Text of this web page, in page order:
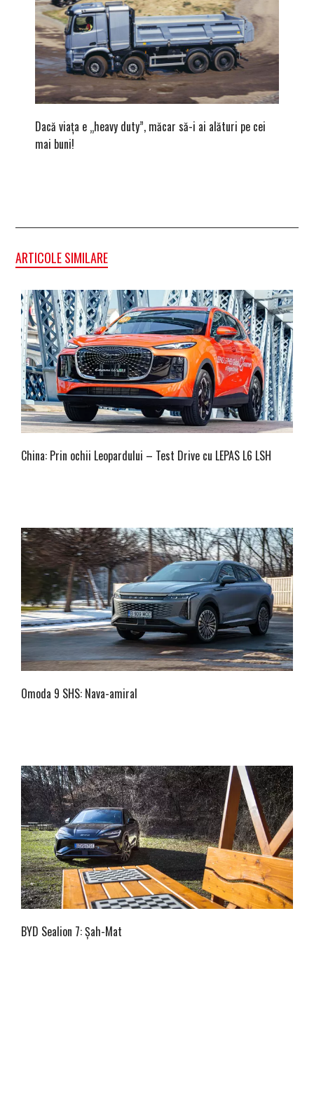
Dacă viața e „heavy duty”, măcar să-i ai alături pe cei
mai buni!
ARTICOLE SIMILARE
China: Prin ochii Leopardului – Test Drive cu LEPAS L6 LSH
Omoda 9 SHS: Nava-amiral
BYD Sealion 7: Șah-Mat